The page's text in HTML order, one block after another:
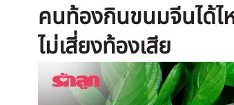
คนท้องกินขนมจีนได้ไ
ไม่เสี่ยงท้องเสีย